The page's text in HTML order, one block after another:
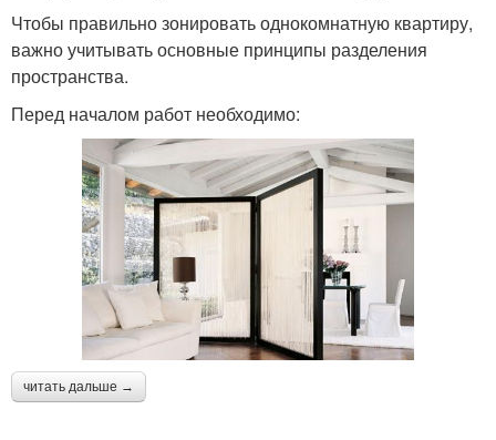
Чтобы правильно зонировать однокомнатную квартиру,
важно учитывать основные принципы разделения
пространства.
Перед началом работ необходимо:
читать дальше →